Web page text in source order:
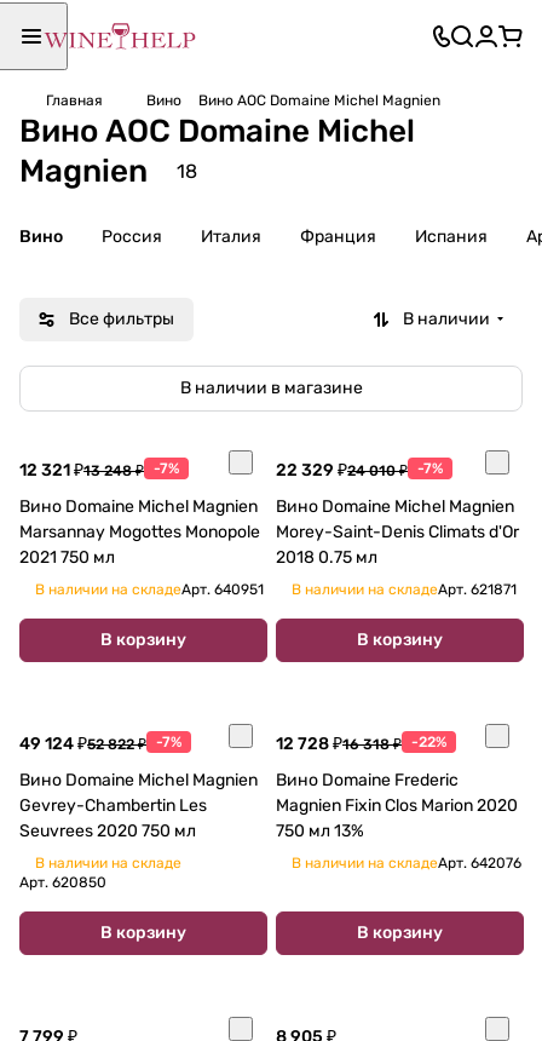
Главная Вино Вино AOC Domaine Michel Magnien
Вино AOC Domaine Michel
Magnien
18
Вино Россия Италия Франция Испания
Все фильтры В наличии
В наличии в магазине
12 321 ₽13 248 ₽ -7%
Вино Domaine Michel Magnien
Marsannay Mogottes Monopole
2021 750 мл
В наличии на складеАрт. 640951
В корзину
22 329 ₽24 010 ₽ -7%
Вино Domaine Michel Magnien
Morey-Saint-Denis Climats d'Or
2018 0.75 мл
В наличии на складеАрт. 621871
В корзину
49 124 ₽52 822 ₽ -7%
Вино Domaine Michel Magnien
Gevrey-Chambertin Les
Seuvrees 2020 750 мл
В наличии на складе
Арт. 620850
В корзину
12 728 ₽16 318 ₽ -22%
Вино Domaine Frederic
Magnien Fixin Clos Marion 2020
750 мл 13%
В наличии на складеАрт. 642076
В корзину
7 799 ₽
8 905 ₽